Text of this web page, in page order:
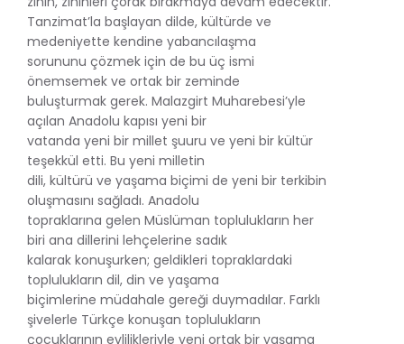
Tanzimat’la başlayan dilde, kültürde ve
medeniyette kendine yabancılaşma
sorununu çözmek için de bu üç ismi
önemsemek ve ortak bir zeminde
buluşturmak gerek. Malazgirt Muharebesi’yle
açılan Anadolu kapısı yeni bir
vatanda yeni bir millet şuuru ve yeni bir kültür
teşekkül etti. Bu yeni milletin
dili, kültürü ve yaşama biçimi de yeni bir terkibin
oluşmasını sağladı. Anadolu
topraklarına gelen Müslüman toplulukların her
biri ana dillerini lehçelerine sadık
kalarak konuşurken; geldikleri topraklardaki
toplulukların dil, din ve yaşama
biçimlerine müdahale gereği duymadılar. Farklı
şivelerle Türkçe konuşan toplulukların
çocuklarının evlilikleriyle yeni ortak bir yaşama